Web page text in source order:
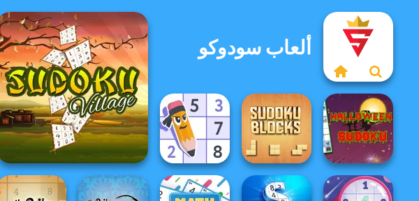
ألعاب سودوكو